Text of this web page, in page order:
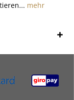
mehr